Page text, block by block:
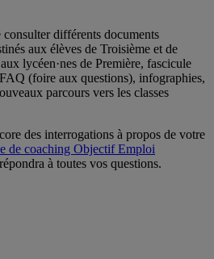
consulter différents documents
aux élèves de Troisième et de
lycéen·nes de Première, fascicule
(foire aux questions), infographies,
parcours vers les classes
des interrogations à propos de votre
de coaching Objectif Emploi
à toutes vos questions.